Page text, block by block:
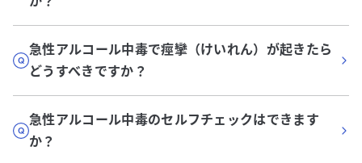
急性アルコール中毒で痙攣（けいれん）が起きたら
どうすべきですか？
急性アルコール中毒のセルフチェックはできます
か？